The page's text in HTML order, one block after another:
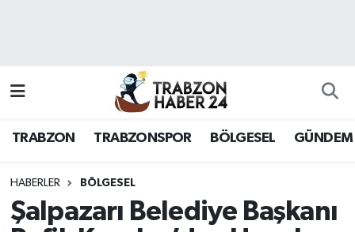
TRABZON TRABZONSPOR BÖLGESEL GÜNDEM
HABERLER BÖLGESEL
Şalpazarı Belediye Başkanı
Hava Durumu
Namaz Vakitleri
Trafik Durumu
Süper Lig Puan Durumu ve Fikstür